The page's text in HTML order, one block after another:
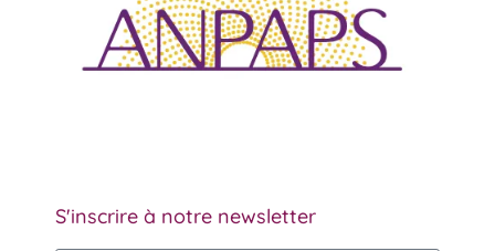
S'inscrire à notre newsletter